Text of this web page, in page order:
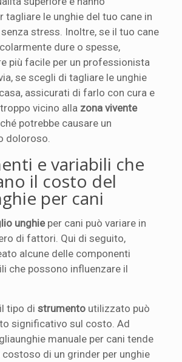
tagliare le unghie del tuo cane in
stress. Inoltre, se il tuo cane
dure o spesse,
più facile per un professionista
se scegli di tagliare le unghie
assicurati di farlo con cura e
vicino alla zona vivente
potrebbe causare un
doloroso.
e variabili che
il costo del
per cani
unghieper cani può variare in
di fattori. Qui di seguito,
alcune delle componenti
che possono influenzare il
tipo distrumento utilizzato può
significativo sul costo. Ad
manuale per cani tende
costoso di un grinder per unghie